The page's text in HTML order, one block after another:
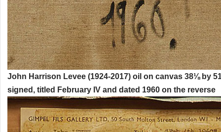
John Harrison Levee (1924-2017) oil on canvas 38⅛ by
signed, titled February IV and dated 1960 on the reverse